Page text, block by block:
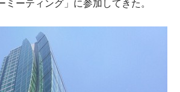
ミーティング」に参加してきた。